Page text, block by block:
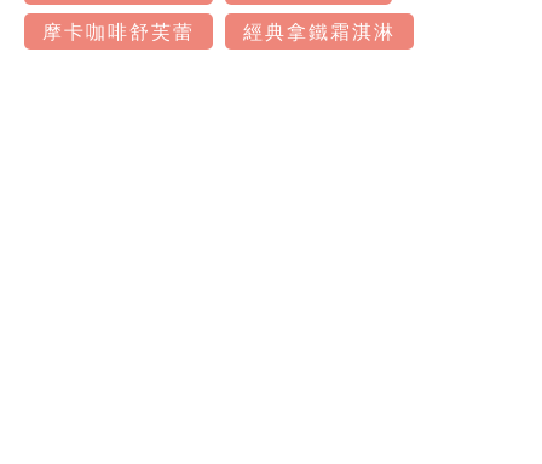
摩卡咖啡舒芙蕾
經典拿鐵霜淇淋